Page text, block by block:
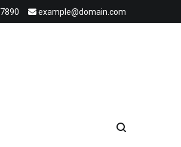
example@domain.com